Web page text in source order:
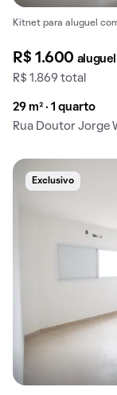
Kitnet para aluguel
R$ 1.600 aluguel
R$ 1.869 total
29 m² · 1 quarto
Rua Doutor Jorge
Exclusivo